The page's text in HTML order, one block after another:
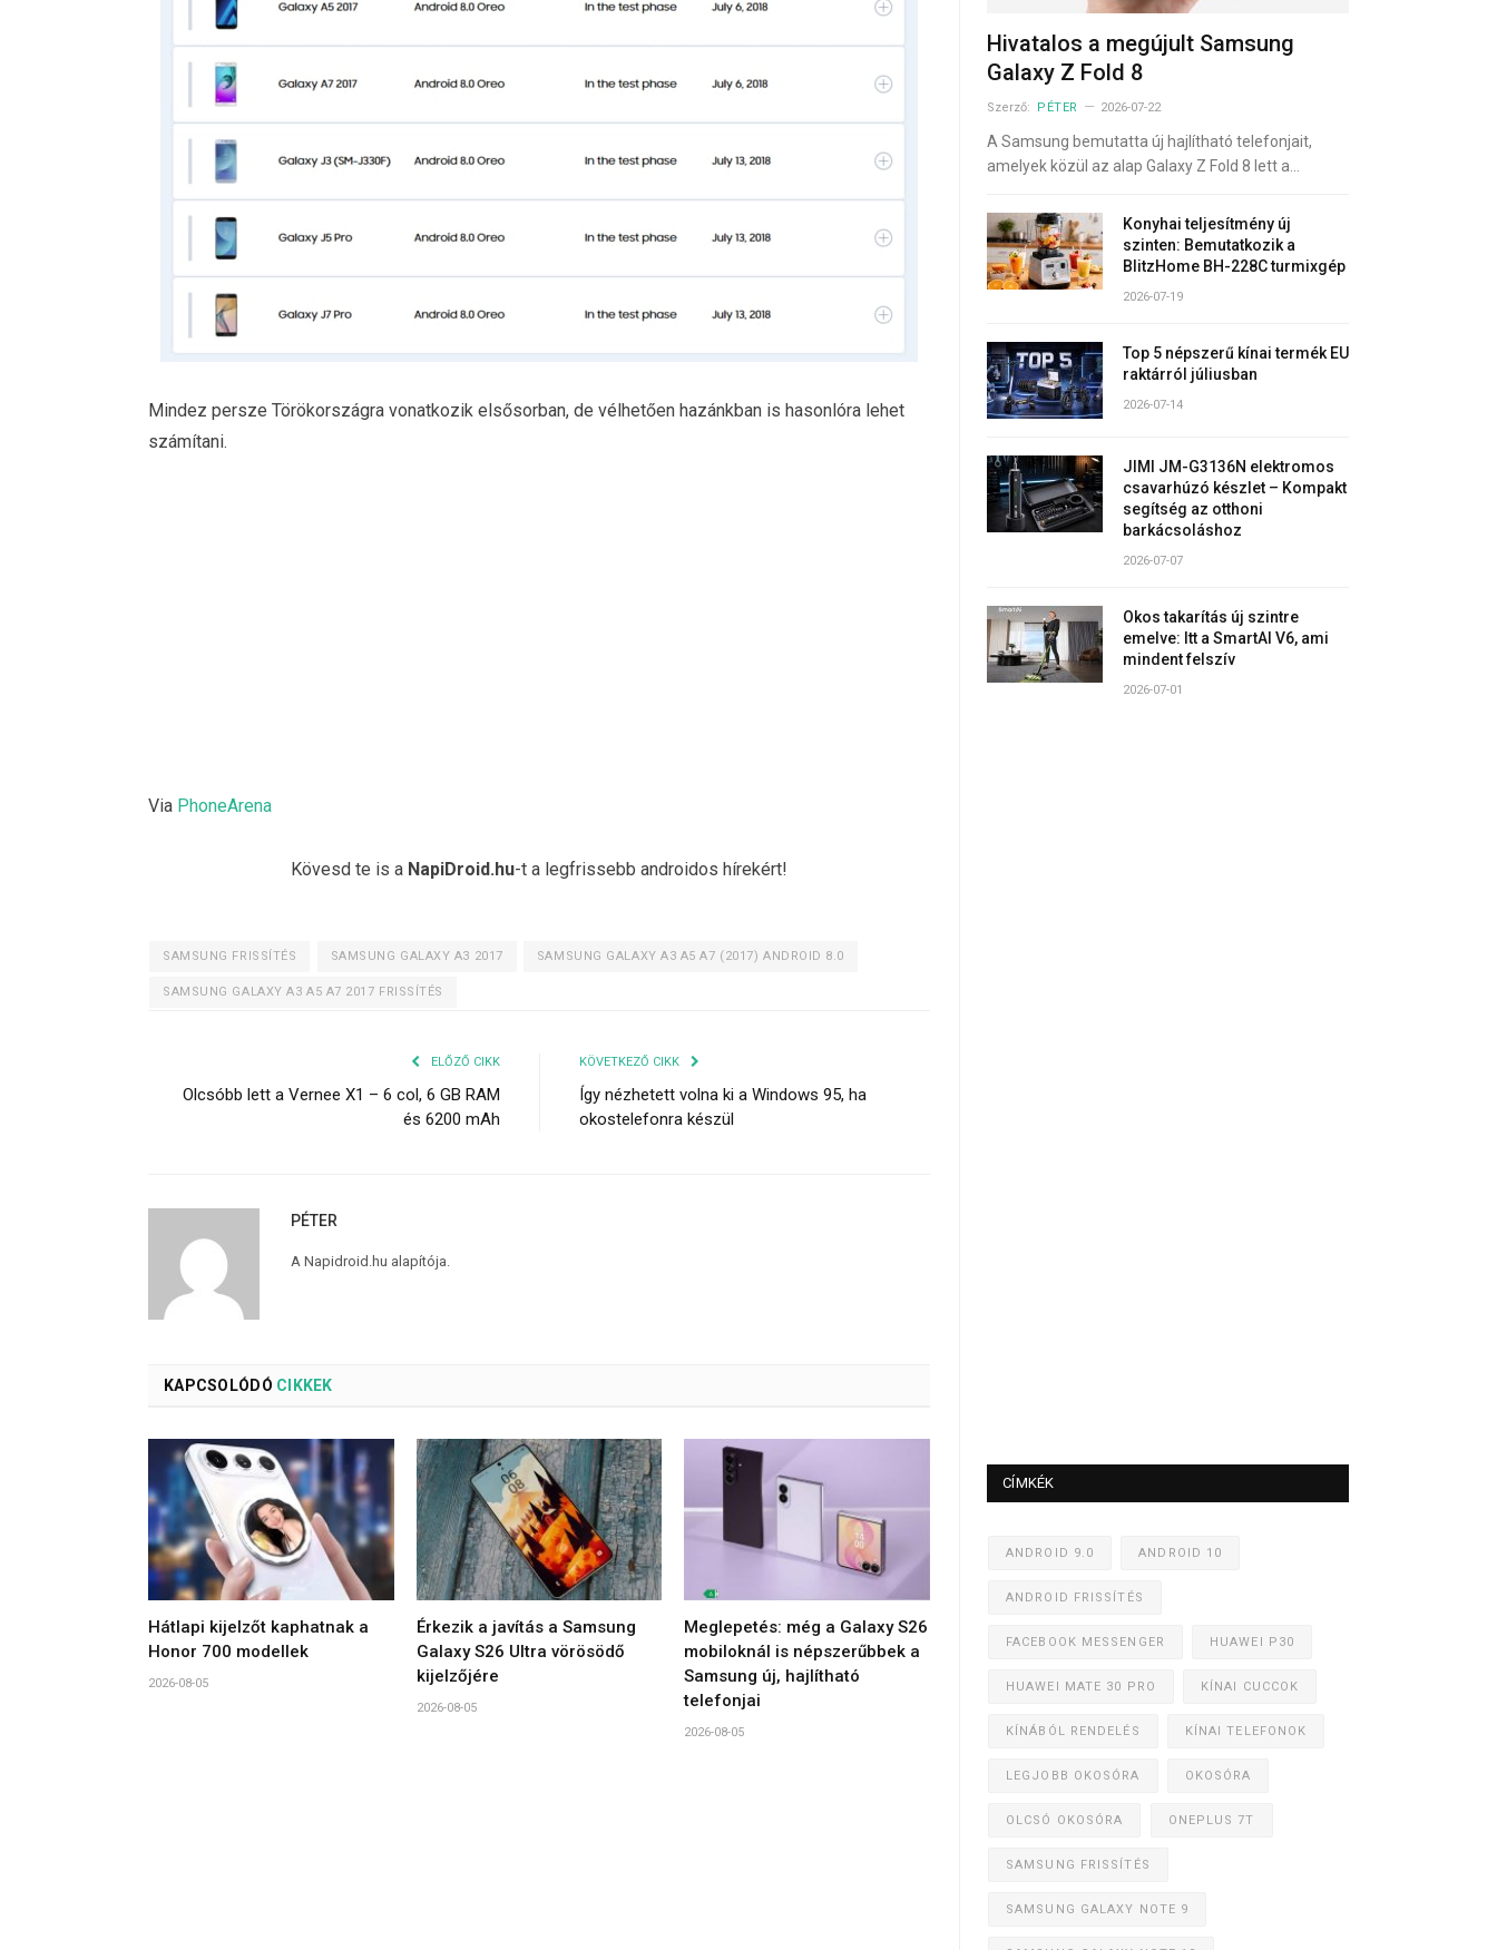
Mindez persze Törökországra vonatkozik elsősorban, de vélhetően hazánkban is hasonlóra lehet
számítani.
Via PhoneArena
Kövesd te is a NapiDroid.hu-t a legfrissebb androidos hírekért!
SAMSUNG FRISSÍTÉS SAMSUNG GALAXY A3 2017 SAMSUNG GALAXY A3 A5 A7 (2017) ANDROID 8.0
SAMSUNG GALAXY A3 A5 A7 2017 FRISSÍTÉS
ELŐZŐ CIKK
Olcsóbb lett a Vernee X1 – 6 col, 6 GB RAM
és 6200 mAh
KÖVETKEZŐ CIKK
Így nézhetett volna ki a Windows 95, ha
okostelefonra készül
PÉTER
A Napidroid.hu alapítója.
KAPCSOLÓDÓ CIKKEK
Hátlapi kijelzőt kaphatnak a
Honor 700 modellek
2026-08-05
Érkezik a javítás a Samsung
Galaxy S26 Ultra vörösödő
kijelzőjére
2026-08-05
Meglepetés: még a Galaxy S26
mobiloknál is népszerűbbek a
Samsung új, hajlítható
telefonjai
2026-08-05
Hivatalos a megújult Samsung
Galaxy Z Fold 8
Szerző: PÉTER 2026-07-22
A Samsung bemutatta új hajlítható telefonjait,
amelyek közül az alap Galaxy Z Fold 8 lett a…
Konyhai teljesítmény új
szinten: Bemutatkozik a
BlitzHome BH-228C turmixgép
2026-07-19
Top 5 népszerű kínai termék EU
raktárról júliusban
2026-07-14
JIMI JM-G3136N elektromos
csavarhúzó készlet – Kompakt
segítség az otthoni
barkácsoláshoz
2026-07-07
Okos takarítás új szintre
emelve: Itt a SmartAI V6, ami
mindent felszív
2026-07-01
CÍMKÉK
ANDROID 9.0 ANDROID 10
ANDROID FRISSÍTÉS
FACEBOOK MESSENGER HUAWEI P30
HUAWEI MATE 30 PRO KÍNAI CUCCOK
KÍNÁBÓL RENDELÉS KÍNAI TELEFONOK
LEGJOBB OKOSÓRA OKOSÓRA
OLCSÓ OKOSÓRA ONEPLUS 7T
SAMSUNG FRISSÍTÉS
SAMSUNG GALAXY NOTE 9